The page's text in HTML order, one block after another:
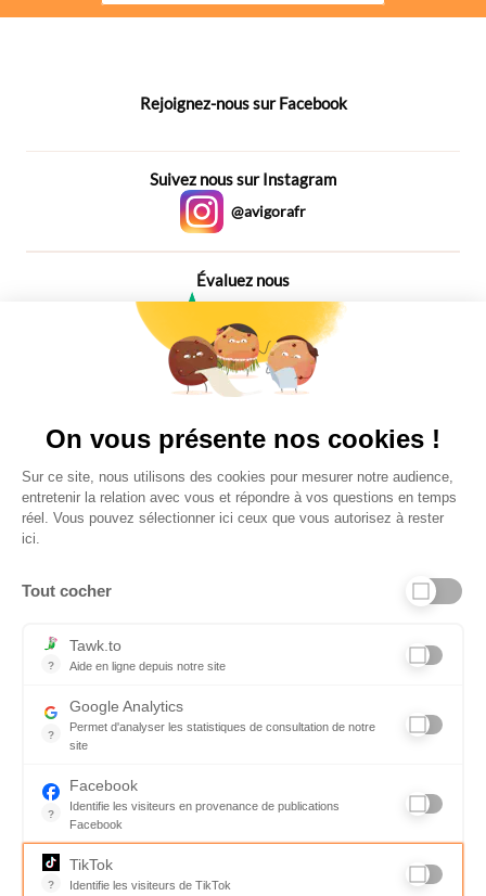
Rejoignez-nous sur Facebook
Suivez nous sur Instagram
@avigorafr
Évaluez nous
Plus de 650 Avis
FAQ - réponses à vos questions
Conditions Générales de Service
Charte qualité
On vous présente nos cookies !
Sur ce site, nous utilisons des cookies pour mesurer notre audience,
entretenir la relation avec vous et répondre à vos questions en temps
réel. Vous pouvez sélectionner ici ceux que vous autorisez à rester
ici.
Tout cocher
?
Tawk.to
Aide en ligne depuis notre site
?
Google Analytics
Permet d'analyser les statistiques de consultation de notre
site
?
Facebook
Identifie les visiteurs en provenance de publications
Facebook
Parce que vous ne venez pas tous les jours sur notre site, ce
?
TikTok
Identifie les visiteurs de TikTok